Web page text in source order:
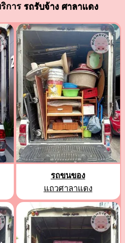
การ รถรับจ้าง ศาลาแดง
รถขนของ
แถวศาลาแดง